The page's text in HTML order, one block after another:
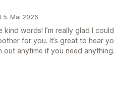
5. Mai 2026
words! I’m really glad I
for you. It’s great to hear
out anytime if you need anything.